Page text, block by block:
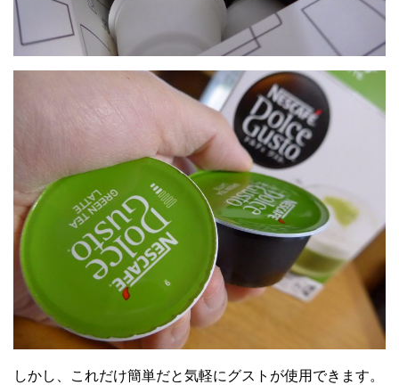
しかし、これだけ簡単だと気軽にグストが使用できます。